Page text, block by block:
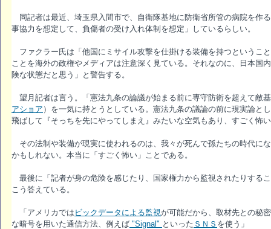
同記者は最近、埼玉県入間市で、自衛隊基地に防衛省所管の病院を作
事協力を想定して、負傷者の受け入れ体制を想定」しているらしい。
ファクラー氏は「他国にミサイル攻撃を仕掛ける装備を持つというこ
ことを海外の政権やメディアは注意深く見ている。それなのに、日本国
険な状態だと思う」と警告する。
望月記者は言う。「憲法九条の論議が始まる前に専守防衛を超えて敵
アショア ）を一気に持とうとしている。憲法九条の議論の前に現実論と
飛ばして『そっちを先にやってしまえ』みたいな空気もあり、すごく怖
その法制や装備が現実に使われるのは、我々が死んで孫たちの時代に
かもしれない。本当に「すごく怖い」ことである。
最後に「記者が身の危険を感じたり、国家権力から監視されたりする
こう答えている。
「アメリカでは ビックデータによる監視が可能だから、取材先との秘
な暗号を用いた通信方法、例えば "Signal" といった ＳＮＳ を使う」